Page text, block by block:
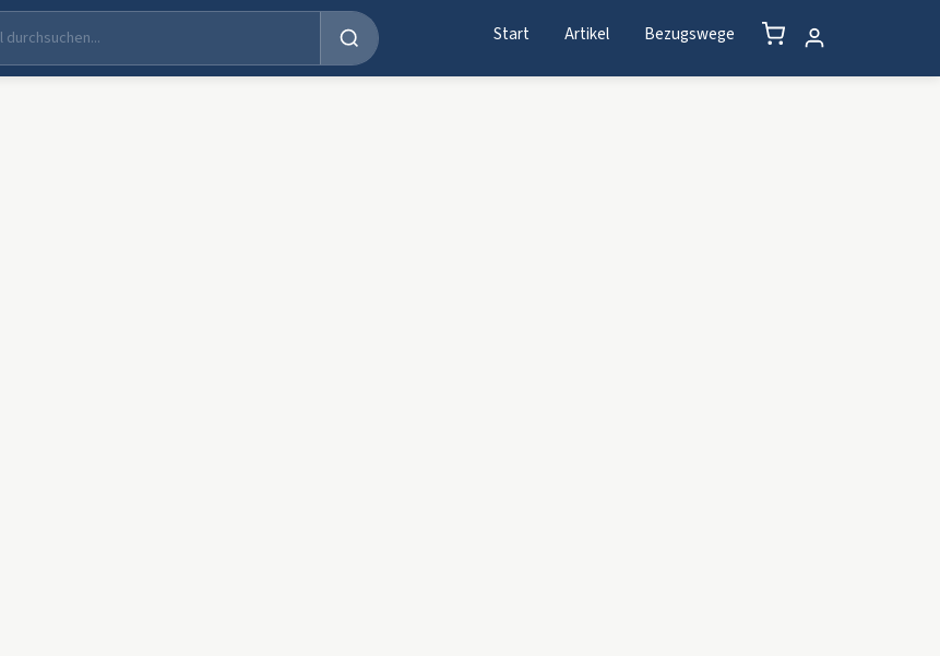
Start Artikel Bezugswege